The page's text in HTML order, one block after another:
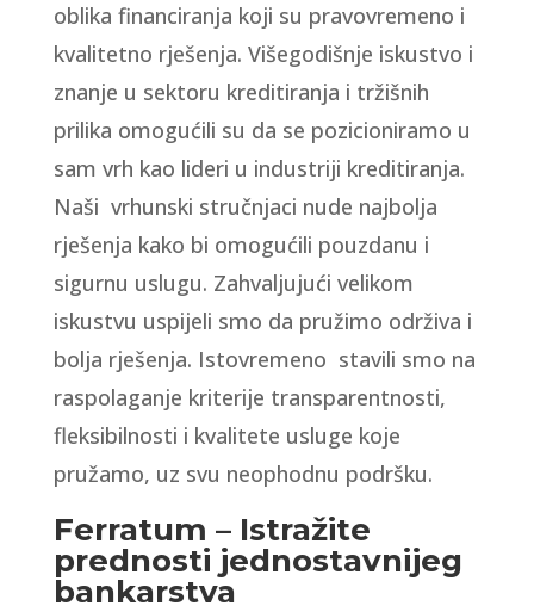
oblika financiranja koji su pravovremeno i
kvalitetno rješenja. Višegodišnje iskustvo i
znanje u sektoru kreditiranja i tržišnih
prilika omogućili su da se pozicioniramo u
sam vrh kao lideri u industriji kreditiranja.
Naši vrhunski stručnjaci nude najbolja
rješenja kako bi omogućili pouzdanu i
sigurnu uslugu. Zahvaljujući velikom
iskustvu uspijeli smo da pružimo održiva i
bolja rješenja. Istovremeno stavili smo na
raspolaganje kriterije transparentnosti,
fleksibilnosti i kvalitete usluge koje
pružamo, uz svu neophodnu podršku.
Ferratum – Istražite
prednosti jednostavnijeg
bankarstva